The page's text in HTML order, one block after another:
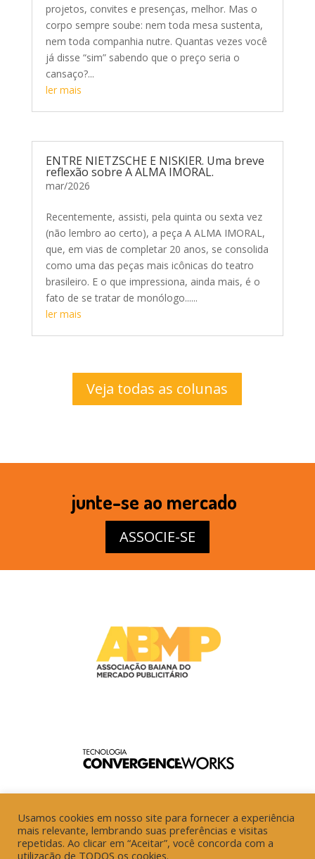
projetos, convites e presenças, melhor. Mas o
corpo sempre soube: nem toda mesa sustenta,
nem toda companhia nutre. Quantas vezes você
já disse “sim” sabendo que o preço seria o
cansaço?...
ler mais
ENTRE NIETZSCHE E NISKIER. Uma breve
reflexão sobre A ALMA IMORAL.
mar/2026
Recentemente, assisti, pela quinta ou sexta vez
(não lembro ao certo), a peça A ALMA IMORAL,
que, em vias de completar 20 anos, se consolida
como uma das peças mais icônicas do teatro
brasileiro. E o que impressiona, ainda mais, é o
fato de se tratar de monólogo......
ler mais
Veja todas as colunas
junte-se ao mercado
ASSOCIE-SE
Usamos cookies em nosso site para fornecer a experiência
mais relevante, lembrando suas preferências e visitas
repetidas. Ao clicar em “Aceitar”, você concorda com a
utilização de TODOS os cookies.